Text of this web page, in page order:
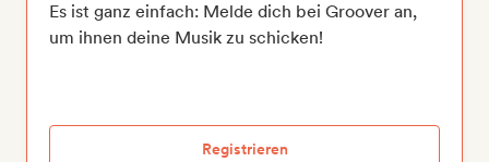
Es ist ganz einfach: Melde dich bei Groover an,
um ihnen deine Musik zu schicken!
Registrieren